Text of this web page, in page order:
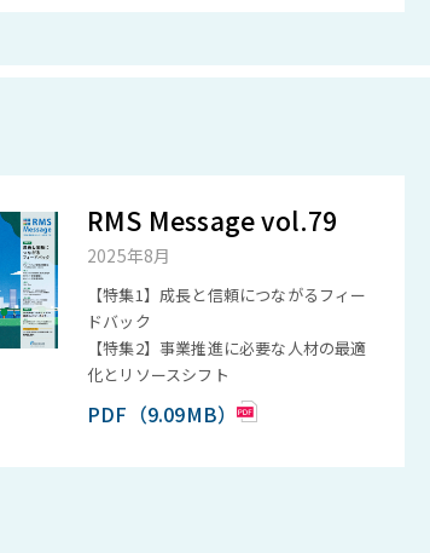
RMS Message vol.79
2025年8月
【特集1】成長と信頼につながるフィー
ドバック
【特集2】事業推進に必要な人材の最適
化とリソースシフト
PDF（9.09MB）